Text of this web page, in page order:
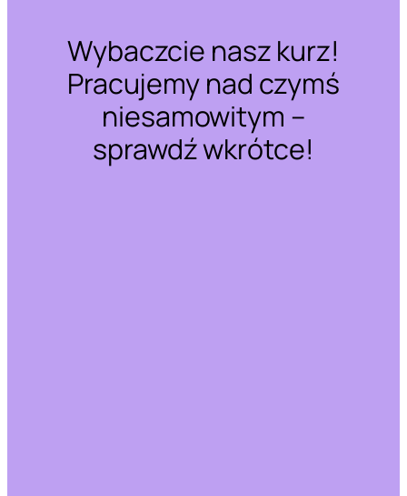
Wybaczcie nasz kurz!
Pracujemy nad czymś
niesamowitym –
sprawdź wkrótce!